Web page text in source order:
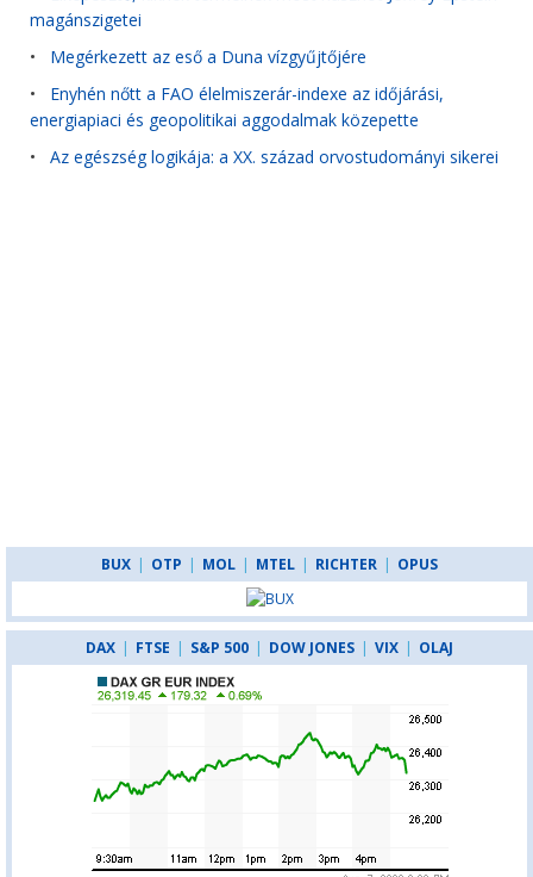
magánszigetei
• Megérkezett az eső a Duna vízgyűjtőjére
• Enyhén nőtt a FAO élelmiszerár-indexe az időjárási,
energiapiaci és geopolitikai aggodalmak közepette
• Az egészség logikája: a XX. század orvostudományi sikerei
BUX | OTP | MOL | MTEL | RICHTER | OPUS
DAX | FTSE | S&P 500 | DOW JONES | VIX | OLAJ